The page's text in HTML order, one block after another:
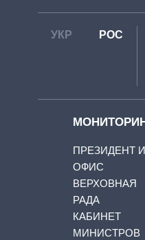
УКР РОС
ПРЕЗИДЕНТ И
ОФИС
ВЕРХОВНАЯ
РАДА
КАБИНЕТ
МИНИСТРОВ